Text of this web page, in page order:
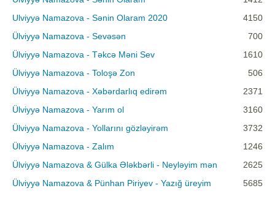
Ulviyyə Namazova - Sənin Olaram 2020
4150
Ülviyyə Namazova - Sevəsən
700
Ülviyyə Namazova - Təkcə Məni Sev
1610
Ülviyyə Namazova - Toloşə Zon
506
Ülviyyə Namazova - Xəbərdarlıq edirəm
2371
Ülviyyə Namazova - Yarım ol
3160
Ülviyyə Namazova - Yollarını gözləyirəm
3732
Ülviyyə Namazova - Zalım
1246
Ülviyyə Namazova & Gülka Ələkbərli - Neyləyim mən
2625
Ülviyyə Namazova & Pünhan Piriyev - Yazığ üreyim
5685